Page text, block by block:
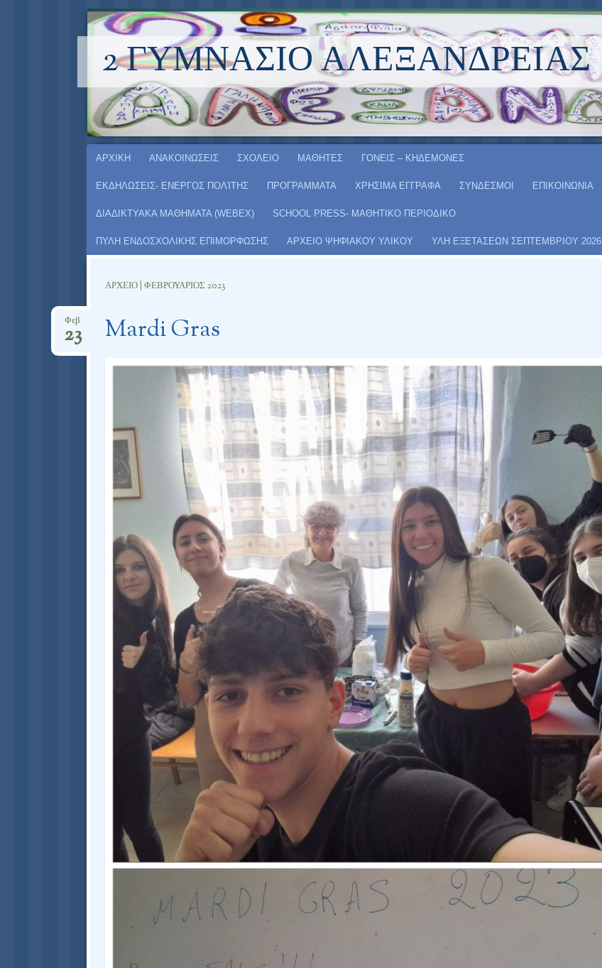
2 ΓΥΜΝΆΣΙΟ ΑΛΕΞΆΝΔΡΕΙΑΣ
Μετάβαση σε περιεχόμενο
ΑΡΧΙΚΗ ΑΝΑΚΟΙΝΩΣΕΙΣ ΣΧΟΛΕΙΟ ΜΑΘΗΤΕΣ ΓΟΝΕΙΣ – ΚΗΔΕΜΟΝΕΣ
ΕΚΔΗΛΩΣΕΙΣ- ΕΝΕΡΓΟΣ ΠΟΛΊΤΗΣ ΠΡΟΓΡΑΜΜΑΤΑ ΧΡΗΣΙΜΑ ΕΓΓΡΑΦΑ ΣΥΝΔΕΣΜΟΙ ΕΠΙΚΟΙΝΩΝΙΑ
ΔΙΑΔΙΚΤΥΑΚΑ ΜΑΘΗΜΑΤΑ (WEBEX) SCHOOL PRESS- ΜΑΘΗΤΙΚΟ ΠΕΡΙΟΔΙΚΟ
ΠΥΛΗ ΕΝΔΟΣΧΟΛΙΚΗΣ ΕΠΙΜΟΡΦΩΣΗΣ ΑΡΧΕΙΟ ΨΗΦΙΑΚΟΥ ΥΛΙΚΟΥ ΥΛΗ ΕΞΕΤΑΣΕΩΝ ΣΕΠΤΕΜΒΡΙΟΥ 2026
ΑΡΧΕΊΟ | ΦΕΒΡΟΥΆΡΙΟΣ 2023
Mardi Gras
Φεβ
23